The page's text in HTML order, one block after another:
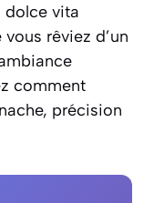
dolce vita
rêviez d’un
comment
précision